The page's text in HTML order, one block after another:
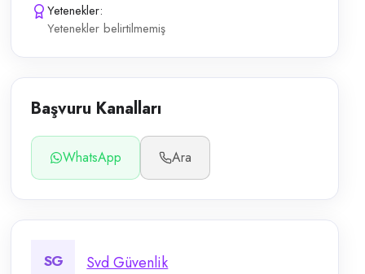
Yetenekler:
Yetenekler belirtilmemiş
Başvuru Kanalları
WhatsApp Ara
SG Svd Güvenlik